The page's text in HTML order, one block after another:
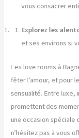
vous consacrer
Explorez les
et ses environs si
Les love rooms à
fêter l’amour, et pour
sensualité. Entre luxe,
promettent des
une occasion spéciale
n’hésitez pas à vous